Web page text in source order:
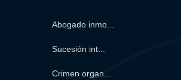
Abogado inmo...
Sucesión int...
Crimen organ...